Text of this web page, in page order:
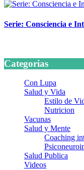
Serie: Consciencia e
Categorias
Con Lupa
Salud y Vida
Estilo de
Nutricion
Vacunas
Salud y Mente
Coaching
Salud Publica
Videos